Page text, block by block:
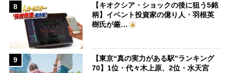
8
【キオクシア・ショックの後に狙う5銘
柄】イベント投資家の億り人・羽根英
樹氏が厳…
9
【東京“真の実力がある駅”ランキング
70】1位・代々木上原、2位・水天宮